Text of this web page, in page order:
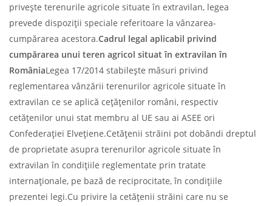
privește terenurile agricole situate în extravilan, legea
prevede dispoziții speciale referitoare la vânzarea-
cumpărarea acestora.Cadrul legal aplicabil privind
cumpărarea unui teren agricol situat în extravilan în
RomâniaLegea 17/2014 stabilește măsuri privind
reglementarea vânzării terenurilor agricole situate în
extravilan ce se aplică cețățenilor români, respectiv
cetățenilor unui stat membru al UE sau ai ASEE ori
Confederației Elvețiene.Cetățenii străini pot dobândi dreptul
de proprietate asupra terenurilor agricole situate în
extravilan în condițiile reglementate prin tratate
internaționale, pe bază de reciprocitate, în condițiile
prezentei legi.Cu privire la cetățenii străini care nu se